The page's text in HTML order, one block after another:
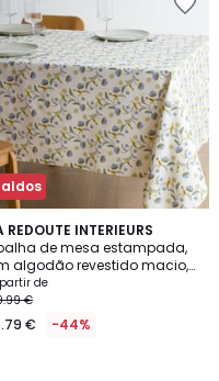
REDOUTE INTERIEURS
de mesa estampada,
algodão revestido macio,
de
€
€ -44%